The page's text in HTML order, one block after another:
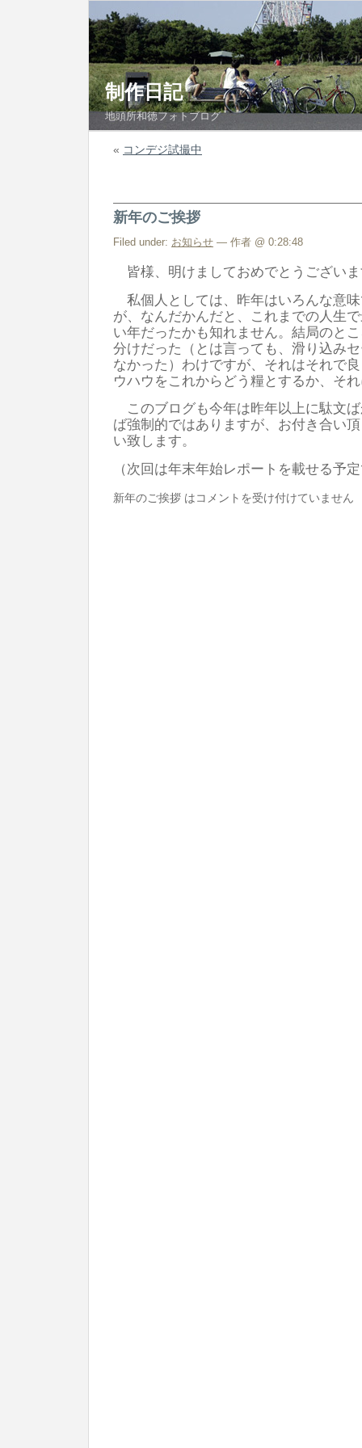
制作日記
地頭所和徳フォトブログ
« コンデジ試撮中
新年のご挨拶
Filed under: お知らせ — 作者 @ 0:28:48
皆様、明けましておめでとうござい
私個人としては、昨年はいろんな意
が、なんだかんだと、これまでの人生
い年だったかも知れません。結局のと
分けだった（とは言っても、滑り込み
なかった）わけですが、それはそれで
ウハウをこれからどう糧とするか、そ
このブログも今年は昨年以上に駄文
ば強制的ではありますが、お付き合い
い致します。
（次回は年末年始レポートを載せる予
新年のご挨拶 はコメントを受け付けていません